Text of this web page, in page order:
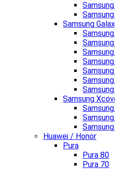
Samsung
Samsung
Huawei / Honor
Pura
Pura 80
Pura 70